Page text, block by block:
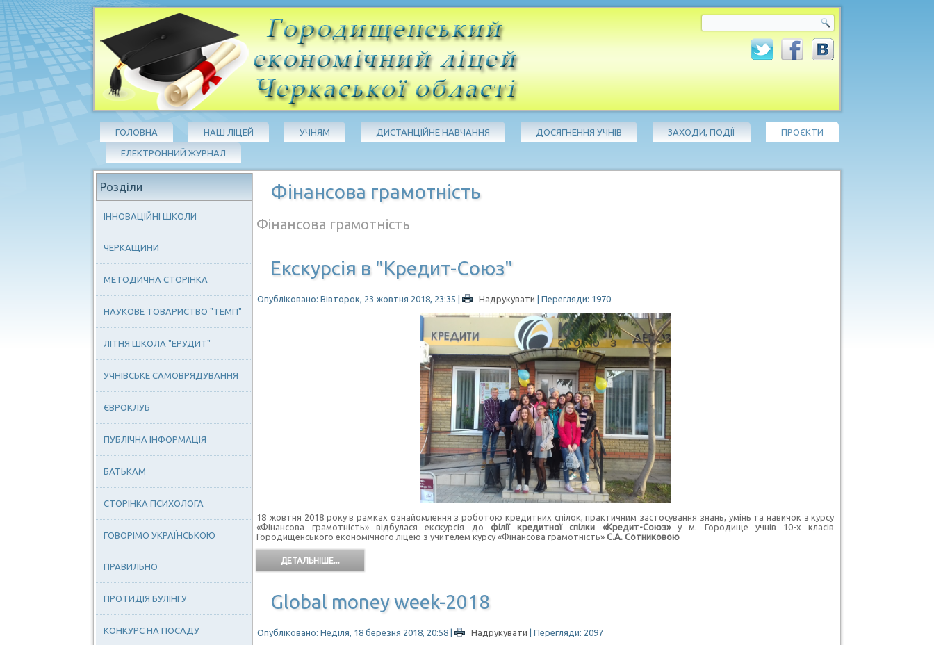
ГОЛОВНА НАШ ЛІЦЕЙ УЧНЯМ ДИСТАНЦІЙНЕ НАВЧАННЯ ДОСЯГНЕННЯ УЧНІВ ЗАХОДИ, ПОДІЇ ПРОЄКТИ
ЕЛЕКТРОННИЙ ЖУРНАЛ
Розділи
ІННОВАЦІЙНІ ШКОЛИ
ЧЕРКАЩИНИ
МЕТОДИЧНА СТОРІНКА
НАУКОВЕ ТОВАРИСТВО "ТЕМП"
ЛІТНЯ ШКОЛА "ЕРУДИТ"
УЧНІВСЬКЕ САМОВРЯДУВАННЯ
ЄВРОКЛУБ
ПУБЛІЧНА ІНФОРМАЦІЯ
БАТЬКАМ
СТОРІНКА ПСИХОЛОГА
ГОВОРІМО УКРАЇНСЬКОЮ
ПРАВИЛЬНО
ПРОТИДІЯ БУЛІНГУ
КОНКУРС НА ПОСАДУ
Фінансова грамотність
Фінансова грамотність
Екскурсія в "Кредит-Союз"
Опубліковано: Вівторок, 23 жовтня 2018, 23:35 | Надрукувати | Перегляди: 1970
18 жовтня 2018 року в рамках ознайомлення з роботою кредитних спілок, практичним застосування знань, умінь та навичок з курсу
«Фінансова грамотність» відбулася екскурсія до філії кредитної спілки «Кредит-Союз»у м. Городище учнів 10-х класів
Городищенського економічного ліцею з учителем курсу «Фінансова грамотність»С.А. Сотниковою
ДЕТАЛЬНІШЕ...
Global money week-2018
Опубліковано: Неділя, 18 березня 2018, 20:58 | Надрукувати | Перегляди: 2097